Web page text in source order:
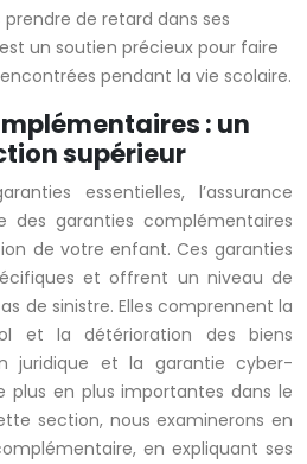
de retard dans ses
un soutien précieux pour faire
pendant la vie scolaire.
: un
supérieur
essentielles, l’assurance
des garanties complémentaires
de votre enfant. Ces garanties
et offrent un niveau de
de sinistre. Elles comprennent la
et la détérioration des biens
juridique et la garantie cyber-
plus en plus importantes dans le
section, nous examinerons en
en expliquant ses